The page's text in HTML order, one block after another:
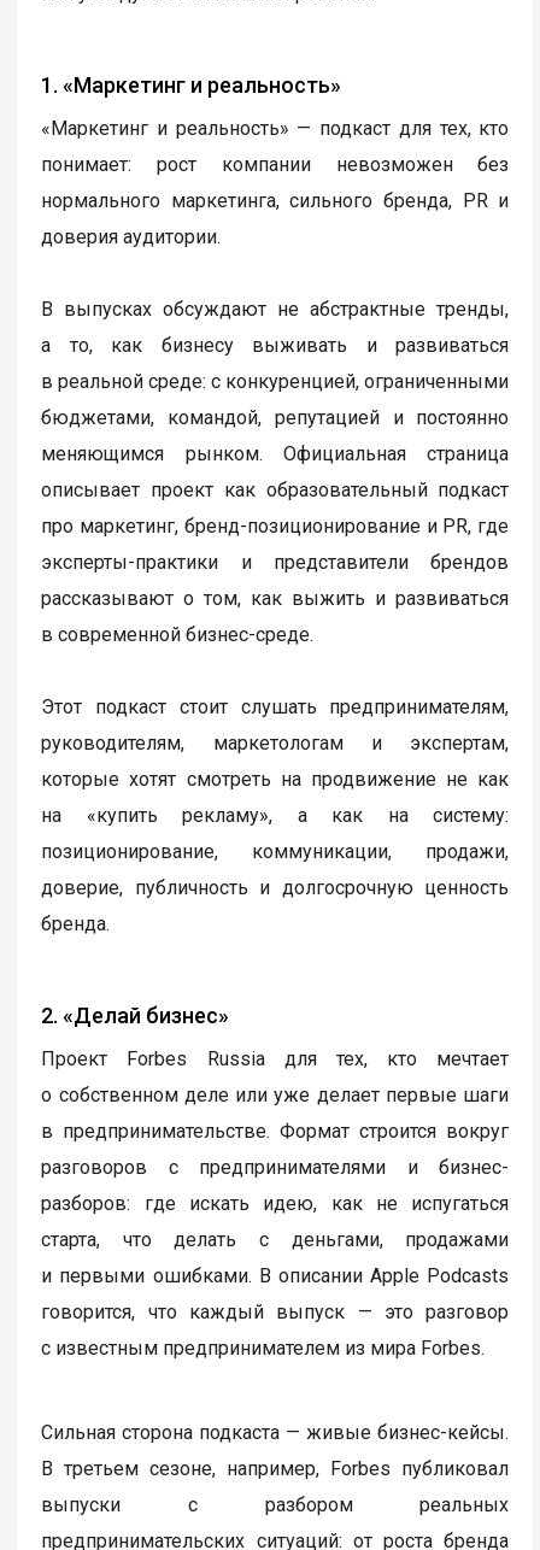
1. «Маркетинг и реальность»
«Маркетинг и реальность» — подкаст для тех, кто
понимает: рост компании невозможен без
нормального маркетинга, сильного бренда, PR и
доверия аудитории.
В выпусках обсуждают не абстрактные тренды,
а то, как бизнесу выживать и развиваться
в реальной среде: с конкуренцией, ограниченными
бюджетами, командой, репутацией и постоянно
меняющимся рынком. Официальная страница
описывает проект как образовательный подкаст
про маркетинг, бренд-позиционирование и PR, где
эксперты-практики и представители брендов
рассказывают о том, как выжить и развиваться
в современной бизнес-среде.
Этот подкаст стоит слушать предпринимателям,
руководителям, маркетологам и экспертам,
которые хотят смотреть на продвижение не как
на «купить рекламу», а как на систему:
позиционирование, коммуникации, продажи,
доверие, публичность и долгосрочную ценность
бренда.
2. «Делай бизнес»
Проект Forbes Russia для тех, кто мечтает
о собственном деле или уже делает первые шаги
в предпринимательстве. Формат строится вокруг
разговоров с предпринимателями и бизнес-
разборов: где искать идею, как не испугаться
старта, что делать с деньгами, продажами
и первыми ошибками. В описании Apple Podcasts
говорится, что каждый выпуск — это разговор
с известным предпринимателем из мира Forbes.
Сильная сторона подкаста — живые бизнес-кейсы.
В третьем сезоне, например, Forbes публиковал
выпуски с разбором реальных
предпринимательских ситуаций: от роста бренда